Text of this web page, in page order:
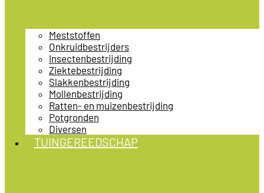
Meststoffen
Onkruidbestrijders
Insectenbestrijding
Ziektebestrijding
Slakkenbestrijding
Mollenbestrijding
Ratten- en muizenbestrijding
Potgronden
Diversen
TUINGEREEDSCHAP